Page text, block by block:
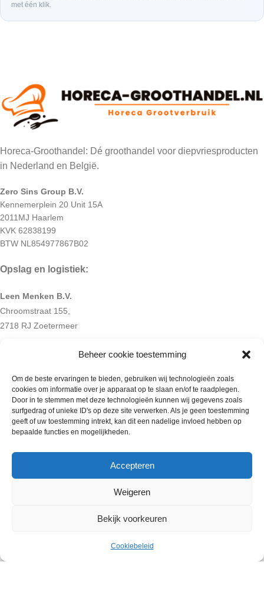
Beheer cookie toestemming
Om de beste ervaringen te bieden, gebruiken wij technologieën zoals
cookies om informatie over je apparaat op te slaan en/of te raadplegen.
Door in te stemmen met deze technologieën kunnen wij gegevens zoals
surfgedrag of unieke ID's op deze site verwerken. Als je geen toestemming
geeft of uw toestemming intrekt, kan dit een nadelige invloed hebben op
bepaalde functies en mogelijkheden.
Accepteren
Weigeren
Bekijk voorkeuren
Cookiebeleid
met één klik.
Horeca-Groothandel: Dé groothandel voor diepvriesproducten
in Nederland en België.
Zero Sins Group B.V.
Kennemerplein 20 Unit 15A
2011MJ Haarlem
KVK 62838199
BTW NL854977867B02
Opslag en logistiek:
Leen Menken B.V.
Chroomstraat 155,
2718 RJ Zoetermeer